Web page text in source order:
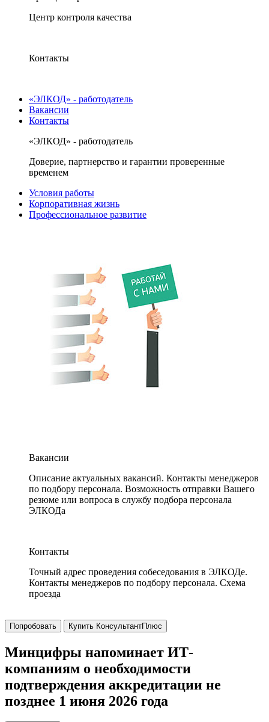
Центр контроля качества
Контакты
«ЭЛКОД» - работодатель
Вакансии
Контакты
«ЭЛКОД» - работодатель
Доверие, партнерство и гарантии проверенные
временем
Условия работы
Корпоративная жизнь
Профессиональное развитие
Вакансии
Описание актуальных вакансий. Контакты менеджеров
по подбору персонала. Возможность отправки Вашего
резюме или вопроса в службу подбора персонала
ЭЛКОДа
Контакты
Точный адрес проведения собеседования в ЭЛКОДе.
Контакты менеджеров по подбору персонала. Схема
проезда
Попробовать Купить КонсультантПлюс
Минцифры напоминает ИТ-
компаниям о необходимости
подтверждения аккредитации не
позднее 1 июня 2026 года